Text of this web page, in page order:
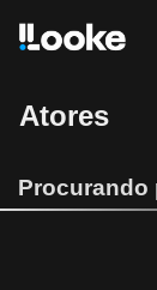
Atores
Procurando